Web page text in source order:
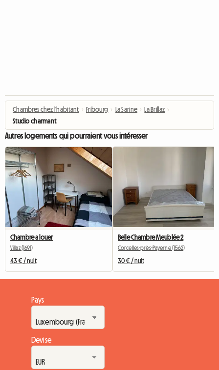
Chambres chez l'habitant › Fribourg › La Sarine › La Brillaz ›
Studio charmant
Autres logements qui pourraient vous intéresser
Chambre a louer
Villaz (1691)
43 € / nuit
Belle Chambre Meublée 2
Corcelles-près-Payerne (1562)
30 € / nuit
Pays
Devise